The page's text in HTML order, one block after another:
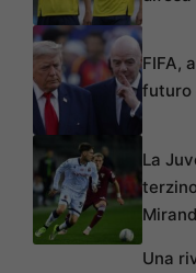
FIFA,
futuro
La
Una